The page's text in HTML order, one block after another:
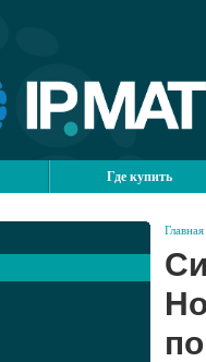
Где купить
Главная